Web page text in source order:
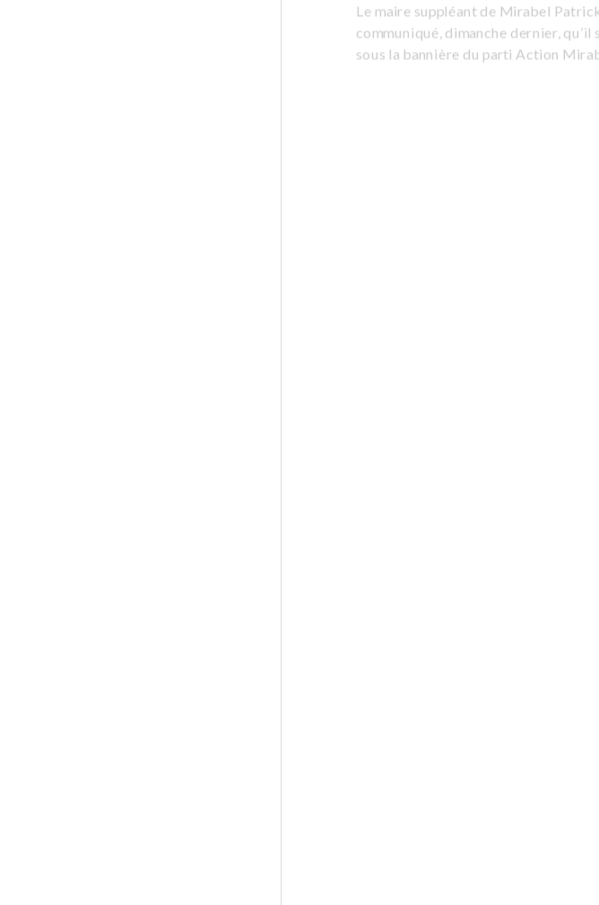
Le maire suppléant de Mirabel
communiqué, dimanche dernier,
sous la bannière du parti Action